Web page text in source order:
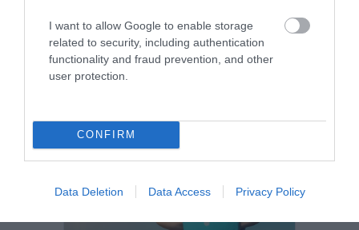
I want to allow Google to enable storage
related to security, including authentication
functionality and fraud prevention, and other
user protection.
CONFIRM
Data Deletion Data Access Privacy Policy
νόσος